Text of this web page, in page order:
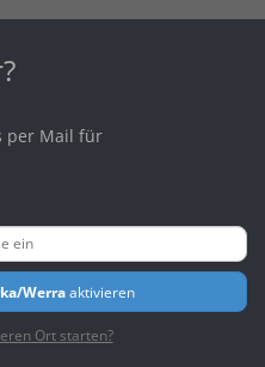
per Mail für
Werraaktivieren
Ort starten?